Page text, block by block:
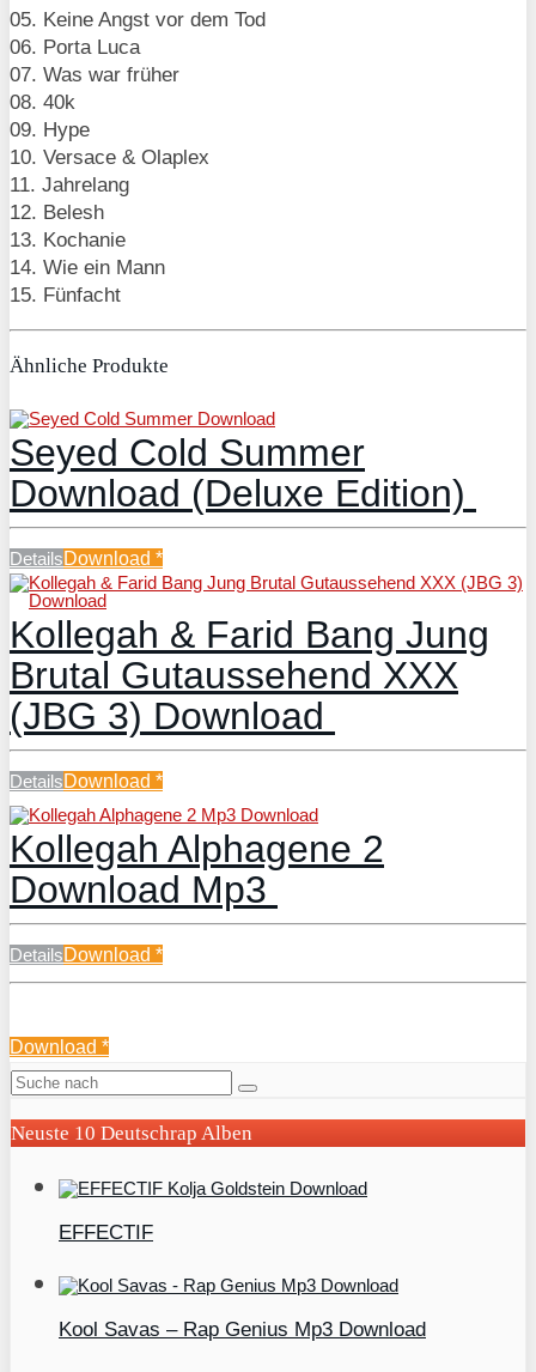
05. Keine Angst vor dem Tod
06. Porta Luca
07. Was war früher
08. 40k
09. Hype
10. Versace & Olaplex
11. Jahrelang
12. Belesh
13. Kochanie
14. Wie ein Mann
15. Fünfacht
Ähnliche Produkte
Seyed Cold Summer
Download (Deluxe Edition)
DetailsDownload *
Kollegah & Farid Bang Jung
Brutal Gutaussehend XXX
(JBG 3) Download
DetailsDownload *
Kollegah Alphagene 2
Download Mp3
DetailsDownload *
Download *
Neuste 10 Deutschrap Alben
EFFECTIF
Kool Savas – Rap Genius Mp3 Download